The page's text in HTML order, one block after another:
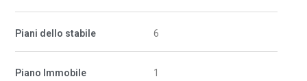
Piani dello stabile 6
Piano Immobile 1